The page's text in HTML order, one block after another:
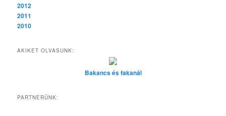
2012
2011
2010
AKIKET OLVASUNK:
Bakancs és fakanál
PARTNERÜNK: